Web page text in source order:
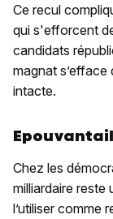
Ce recul
qui s'efforcent
candidats
magnat s’efface
intacte.
Chez les
milliardaire
l’utiliser comme